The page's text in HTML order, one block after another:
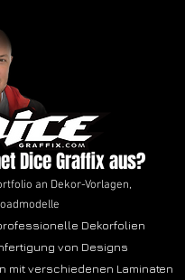
Dice Graffix aus?
an Dekor-Vorlagen,
Dekorfolien
von Designs
mit verschiedenen Laminaten